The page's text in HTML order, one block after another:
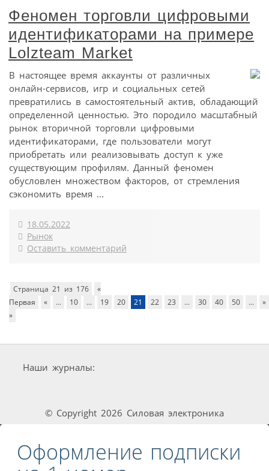
Феномен торговли цифровыми
идентификаторами на примере
Lolzteam Market
В настоящее время аккаунты от различных
онлайн-сервисов, игр и социальных сетей
превратились в самостоятельный актив, обладающий
определенной ценностью. Это породило масштабный
рынок вторичной торговли цифровыми
идентификаторами, где пользователи могут
приобретать или реализовывать доступ к уже
существующим профилям. Данный феномен
обусловлен множеством факторов, от стремления
сэкономить время ...
18.05.2022
Рынок
Оставить комментарий
Страница 21 из 176
«
Первая
« ... 10 ... 19 20 21 22 23 ... 30 40 50 ...
»
»
Наши журналы:
© Copyright 2026 Силовая электроника
Оформление подписки